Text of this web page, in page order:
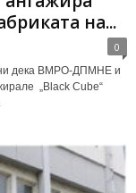
на...
0
дека ВМРО-ДПМНЕ и
„Black Cube“